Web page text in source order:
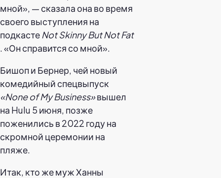
мной», — сказала она во время
своего выступления на
подкасте Not Skinny But Not Fat
. «Он справится со мной».
Бишоп и Бернер, чей новый
комедийный спецвыпуск
«None of My Business»вышел
на Hulu 5 июня, позже
поженились в 2022 году на
скромной церемонии на
пляже.
Итак, кто же муж Ханны